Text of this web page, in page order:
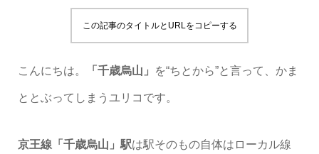
この記事のタイトルとURLをコピーする
こんにちは。 「千歳烏山」 を“ちとから”と言って、かま
ととぶってしまうユリコです。
京王線「千歳烏山」駅は駅そのもの自体はローカル線